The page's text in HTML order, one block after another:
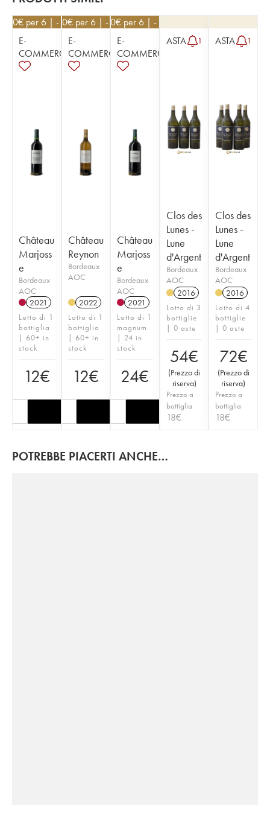
€ per 6 | - 10%
E-
COMMERCE
Château
Marjoss
e
Bordeaux
AOC
2021
Lotto di 1
bottiglia
| 60+ in
stock
12€
10,80€ per 6 | - 10%
E-
COMMERCE
Château
Reynon
Bordeaux
AOC
2022
Lotto di 1
bottiglia
| 60+ in
stock
12€
21,60€ per 6 | - 10%
E-
COMMERCE
Château
Marjoss
e
Bordeaux
AOC
2021
Lotto di 1
magnum
| 24 in
stock
24€
ASTA 1
Clos des
Lunes -
Lune
d'Argent
Bordeaux
AOC
2016
Lotto di 3
bottiglie
| 0 aste
54€
(Prezzo di
riserva)
Prezzo a
bottiglia
18€
ASTA 1
Clos des
Lunes -
Lune
d'Argent
Bordeaux
AOC
2016
Lotto di 4
bottiglie
| 0 aste
72€
(Prezzo di
riserva)
Prezzo a
bottiglia
18€
POTREBBE PIACERTI ANCHE…